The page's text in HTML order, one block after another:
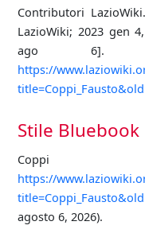
Contributori
LazioWiki; 2023 gen
ago 6].
https://
Stile Bluebook
Coppi
https://
agosto 6, 2026).